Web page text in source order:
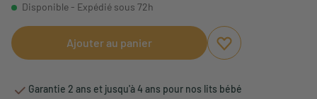
Disponible - Expédié sous 72h
Ajouter au panier
Ajouter aux favoris
Supprimer des
Garantie 2 ans et jusqu'à 4 ans pour nos lits bébé